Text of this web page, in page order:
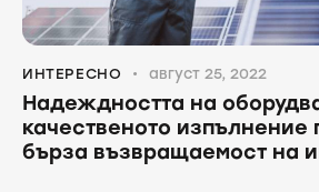
ИНТЕРЕСНО август 25, 2022
Надеждността на
качественото изпълнение
бърза възвращаемост на